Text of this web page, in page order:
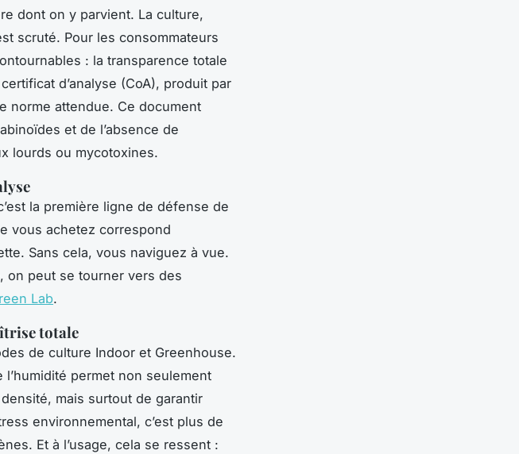
dont on y parvient. La culture,
scruté. Pour les consommateurs
: la transparence totale
d’analyse (CoA), produit par
norme attendue. Ce document
et de l’absence de
lourds ou mycotoxines.
la première ligne de défense de
vous achetez correspond
Sans cela, vous naviguez à vue.
on peut se tourner vers des
Lab.
totale
de culture Indoor et Greenhouse.
permet non seulement
mais surtout de garantir
environnemental, c’est plus de
Et à l’usage, cela se ressent :